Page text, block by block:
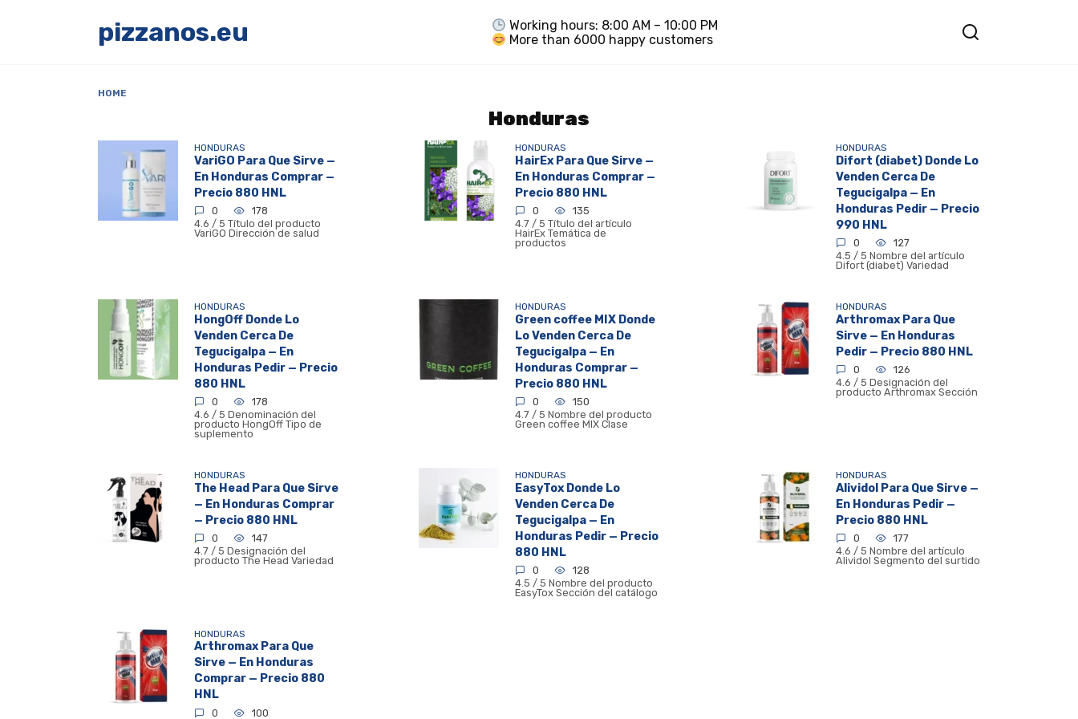
pizzanos.eu
Working hours: 8:00 AM – 10:00 PM
More than 6000 happy customers
HOME
Honduras
HONDURAS
VariGO Para Que Sirve —
En Honduras Comprar —
Precio 880 HNL
0
178
4.6 / 5 Título del producto
VariGO Dirección de salud
HONDURAS
HairEx Para Que Sirve —
En Honduras Comprar —
Precio 880 HNL
0
135
4.7 / 5 Título del artículo
HairEx Temática de
productos
HONDURAS
Difort (diabet) Donde Lo
Venden Cerca De
Tegucigalpa — En
Honduras Pedir — Precio
990 HNL
0
127
4.5 / 5 Nombre del artículo
Difort (diabet) Variedad
HONDURAS
HongOff Donde Lo
Venden Cerca De
Tegucigalpa — En
Honduras Pedir — Precio
880 HNL
0
178
4.6 / 5 Denominación del
producto HongOff Tipo de
suplemento
HONDURAS
Green coffee MIX Donde
Lo Venden Cerca De
Tegucigalpa — En
Honduras Comprar —
Precio 880 HNL
0
150
4.7 / 5 Nombre del producto
Green coffee MIX Clase
HONDURAS
Arthromax Para Que
Sirve — En Honduras
Pedir — Precio 880 HNL
0
126
4.6 / 5 Designación del
producto Arthromax Sección
HONDURAS
The Head Para Que Sirve
— En Honduras Comprar
— Precio 880 HNL
0
147
4.7 / 5 Designación del
producto The Head Variedad
HONDURAS
EasyTox Donde Lo
Venden Cerca De
Tegucigalpa — En
Honduras Pedir — Precio
880 HNL
0
128
4.5 / 5 Nombre del producto
EasyTox Sección del catálogo
HONDURAS
Alividol Para Que Sirve —
En Honduras Pedir —
Precio 880 HNL
0
177
4.6 / 5 Nombre del artículo
Alividol Segmento del surtido
HONDURAS
Arthromax Para Que
Sirve — En Honduras
Comprar — Precio 880
HNL
0 100